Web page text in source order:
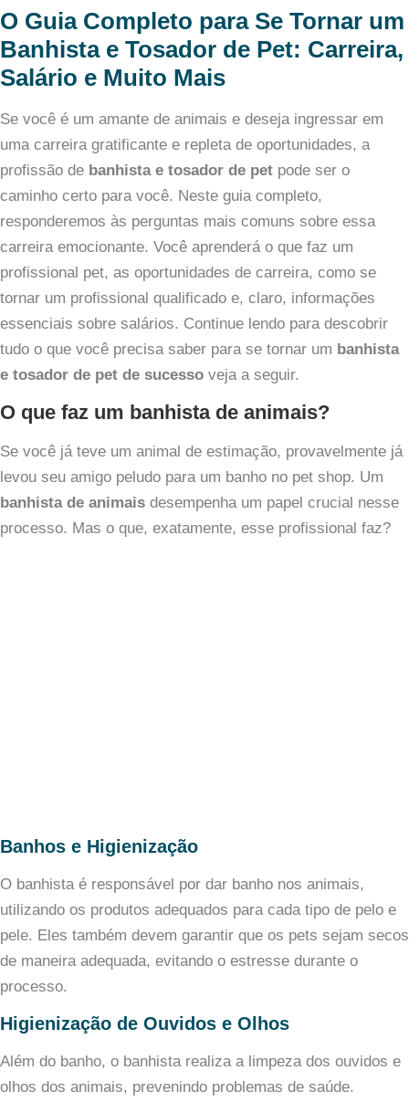
O Guia Completo para Se Tornar um
Banhista e Tosador de Pet: Carreira,
Salário e Muito Mais
Se você é um amante de animais e deseja ingressar em
uma carreira gratificante e repleta de oportunidades, a
profissão de banhista e tosador de pet pode ser o
caminho certo para você. Neste guia completo,
responderemos às perguntas mais comuns sobre essa
carreira emocionante. Você aprenderá o que faz um
profissional pet, as oportunidades de carreira, como se
tornar um profissional qualificado e, claro, informações
essenciais sobre salários. Continue lendo para descobrir
tudo o que você precisa saber para se tornar um banhista
e tosador de pet de sucesso veja a seguir.
O que faz um banhista de animais?
Se você já teve um animal de estimação, provavelmente já
levou seu amigo peludo para um banho no pet shop. Um
banhista de animais desempenha um papel crucial nesse
processo. Mas o que, exatamente, esse profissional faz?
Banhos e Higienização
O banhista é responsável por dar banho nos animais,
utilizando os produtos adequados para cada tipo de pelo e
pele. Eles também devem garantir que os pets sejam secos
de maneira adequada, evitando o estresse durante o
processo.
Higienização de Ouvidos e Olhos
Além do banho, o banhista realiza a limpeza dos ouvidos e
olhos dos animais, prevenindo problemas de saúde.